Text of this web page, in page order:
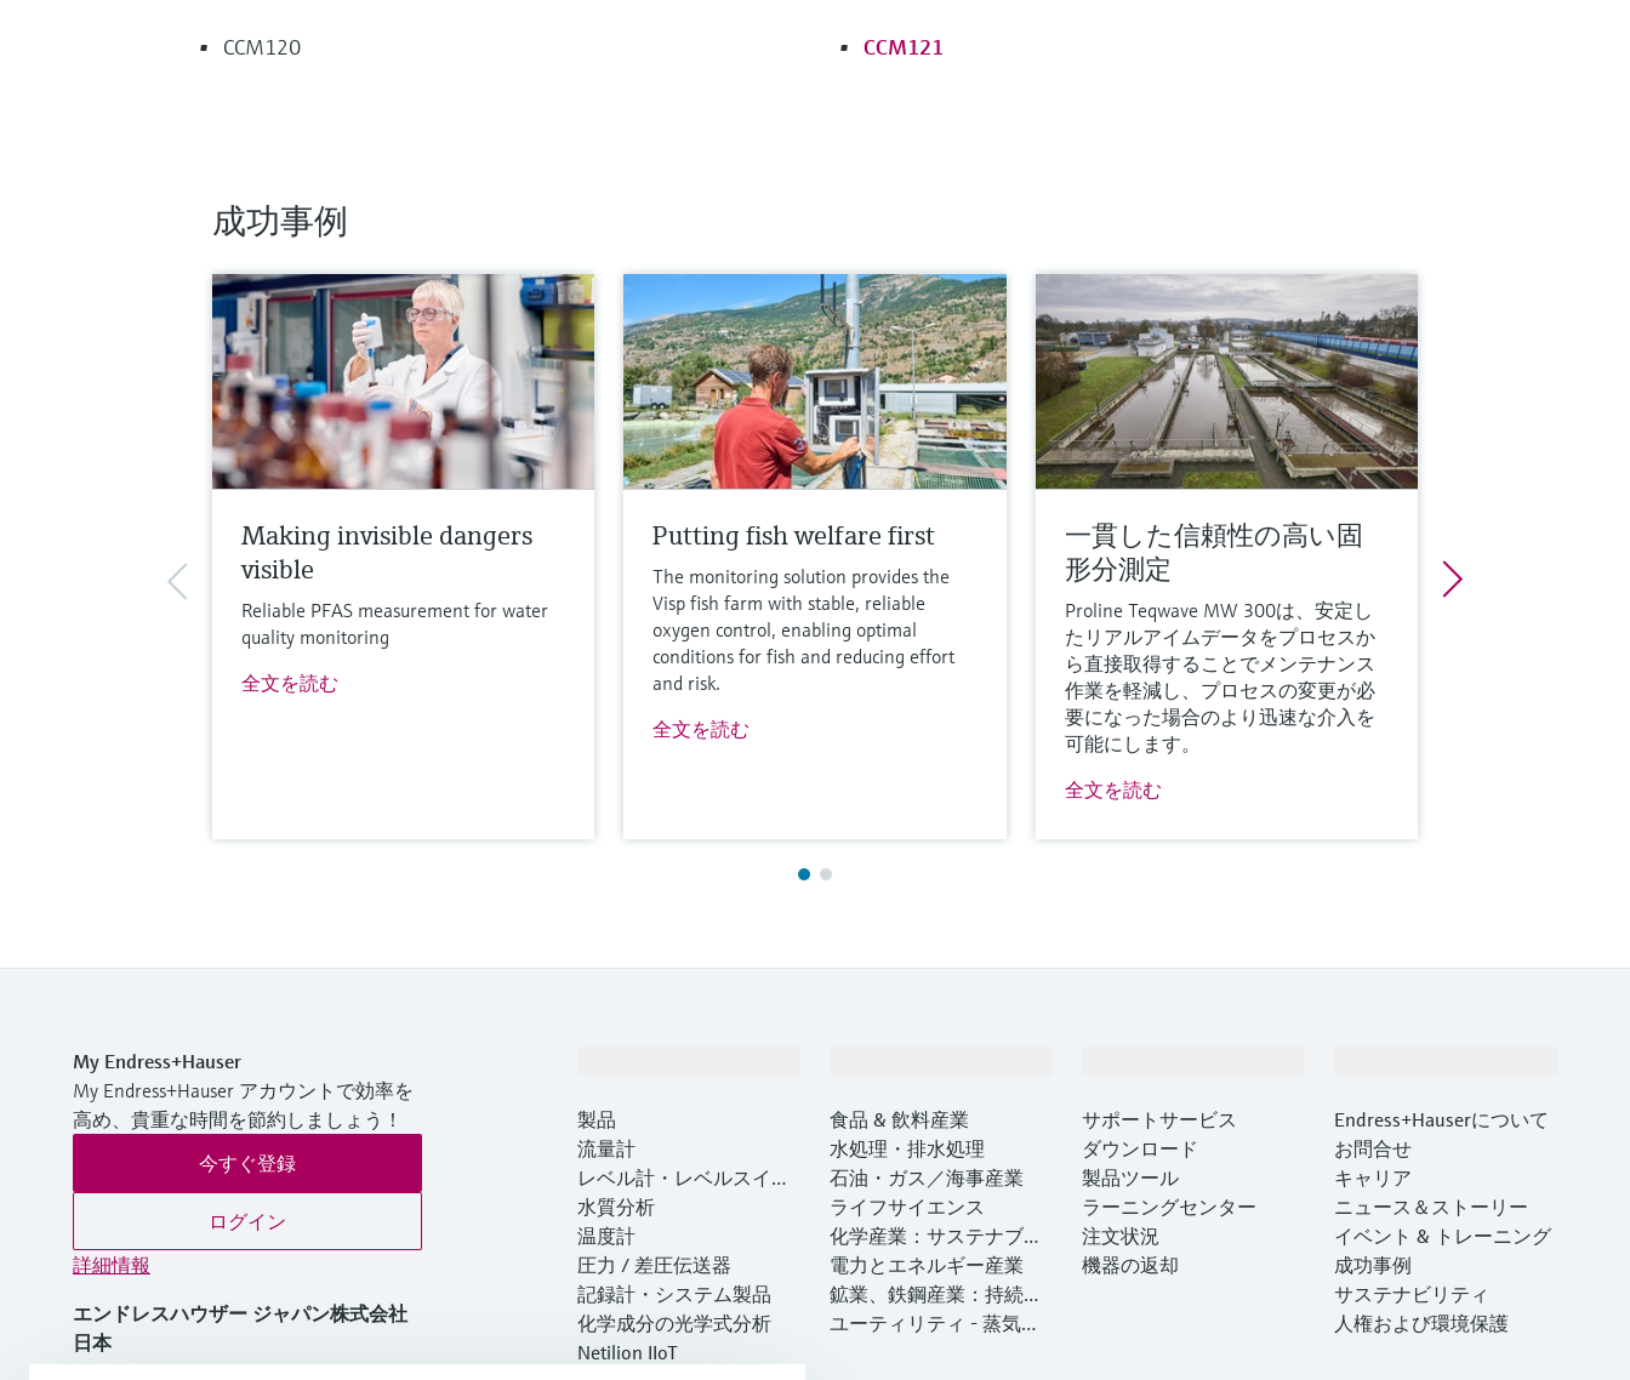
CCM120 CCM121
成功事例
Making invisible dangers
visible
Reliable PFAS measurement for water
quality monitoring
全文を読む
Putting fish welfare first
The monitoring solution provides the
Visp fish farm with stable, reliable
oxygen control, enabling optimal
conditions for fish and reducing effort
and risk.
全文を読む
一貫した信頼性の高い固
形分測定
Proline Teqwave MW 300は、安定し
たリアルアイムデータをプロセスか
ら直接取得することでメンテナンス
作業を軽減し、プロセスの変更が必
要になった場合のより迅速な介入を
可能にします。
全文を読む
My Endress+Hauser
My Endress+Hauser アカウントで効率を
高め、貴重な時間を節約しましょう！
今すぐ登録
ログイン
詳細情報
エンドレスハウザー ジャパン株式会社
日本
製品
流量計
レベル計・レベルスイッ
チ
水質分析
温度計
圧力 / 差圧伝送器
記録計・システム製品
化学成分の光学式分析
Netilion IIoT
食品 & 飲料産業
水処理・排水処理
石油・ガス／海事産業
ライフサイエンス
化学産業：サステナブル
な成功のパートナー
電力とエネルギー産業
鉱業、鉄鋼産業：持続可
能な未来を引き出す
ユーティリティ - 蒸気ソ
サポートサービス
ダウンロード
製品ツール
ラーニングセンター
注文状況
機器の返却
Endress+Hauserについて
お問合せ
キャリア
ニュース＆ストーリー
イベント & トレーニング
成功事例
サステナビリティ
人権および環境保護